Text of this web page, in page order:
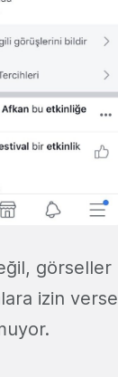
görseller
izin verse